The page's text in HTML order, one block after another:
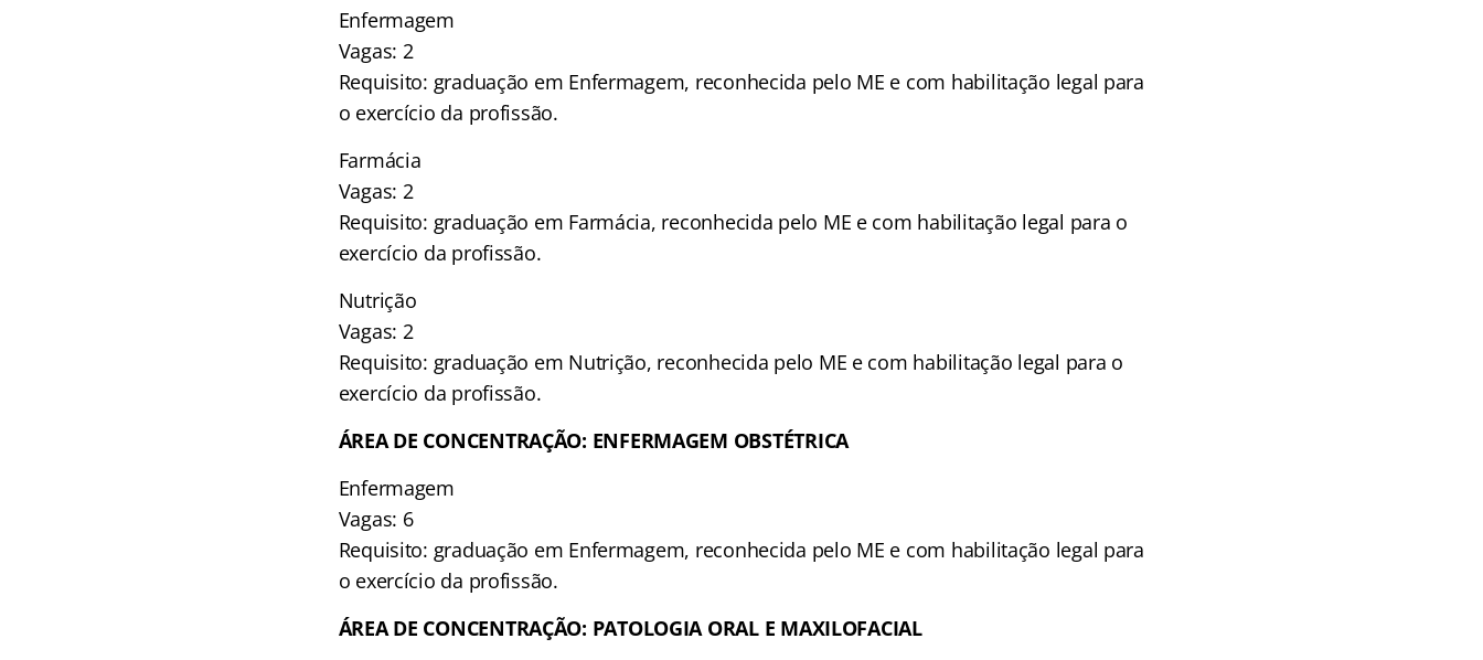
Enfermagem
Vagas: 2
Requisito: graduação em Enfermagem, reconhecida pelo ME e com habilitação legal para
o exercício da profissão.
Farmácia
Vagas: 2
Requisito: graduação em Farmácia, reconhecida pelo ME e com habilitação legal para o
exercício da profissão.
Nutrição
Vagas: 2
Requisito: graduação em Nutrição, reconhecida pelo ME e com habilitação legal para o
exercício da profissão.
ÁREA DE CONCENTRAÇÃO: ENFERMAGEM OBSTÉTRICA
Enfermagem
Vagas: 6
Requisito: graduação em Enfermagem, reconhecida pelo ME e com habilitação legal para
o exercício da profissão.
ÁREA DE CONCENTRAÇÃO: PATOLOGIA ORAL E MAXILOFACIAL